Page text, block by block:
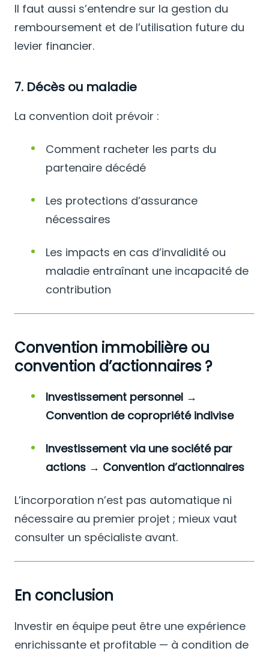
Il faut aussi s’entendre sur la gestion du
remboursement et de l’utilisation future du
levier financier.
7. Décès ou maladie
La convention doit prévoir :
Comment racheter les parts du
partenaire décédé
Les protections d’assurance
nécessaires
Les impacts en cas d’invalidité ou
maladie entraînant une incapacité de
contribution
Convention immobilière ou
convention d’actionnaires ?
Investissement personnel →
Convention de copropriété indivise
Investissement via une société par
actions → Convention d’actionnaires
L’incorporation n’est pas automatique ni
nécessaire au premier projet ; mieux vaut
consulter un spécialiste avant.
En conclusion
Investir en équipe peut être une expérience
enrichissante et profitable — à condition de